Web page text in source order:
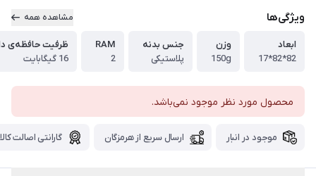
ویژگی‌ها مشاهده همه
ابعاد
82*82*17
وزن
150g
جنس بدنه
پلاستیکی
RAM
2
ظرفیت حافظه‌ی
16 گیگابایت
محصول مورد نظر موجود نمی‌باشد.
موجود در انبار ارسال سریع از هرمزگان گارانتی اصالت کالا